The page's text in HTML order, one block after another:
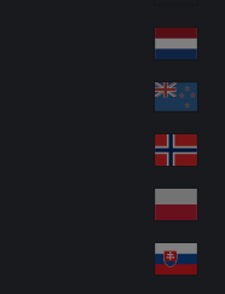
a
Lat
in
A
m
eri
ca
Ne
the
rla
nd
s
Ne
w
Ze
ala
nd
No
rw
ay
Po
lan